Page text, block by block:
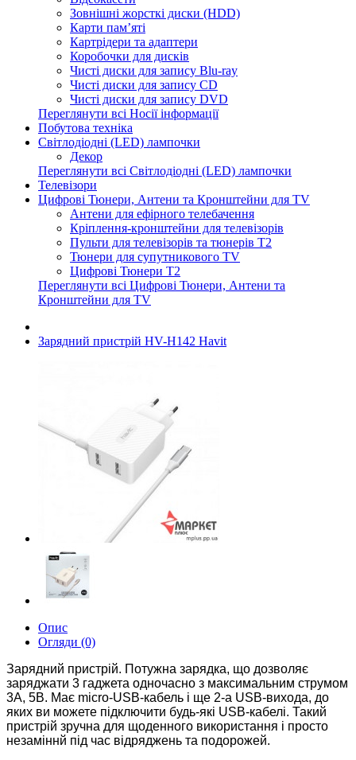
Зовнішні жорсткі диски (HDD)
Карти пам’яті
Картрідери та адаптери
Коробочки для дисків
Чисті диски для запису Blu-ray
Чисті диски для запису CD
Чисті диски для запису DVD
Переглянути всі Носії інформації
Побутова техніка
Світлодіодні (LED) лампочки
Декор
Переглянути всі Світлодіодні (LED) лампочки
Телевізори
Цифрові Тюнери, Антени та Кронштейни для TV
Антени для ефірного телебачення
Кріплення-кронштейни для телевізорів
Пульти для телевізорів та тюнерів T2
Тюнери для супутникового TV
Цифрові Тюнери T2
Переглянути всі Цифрові Тюнери, Антени та
Кронштейни для TV
Зарядний пристрій HV-H142 Havit
Опис
Огляди (0)
Зарядний пристрій. Потужна зарядка, що дозволяє
заряджати 3 гаджета одночасно з максимальним струмом
3А, 5В. Має micro-USB-кабель і ще 2-а USB-вихода, до
яких ви можете підключити будь-які USB-кабелі. Такий
пристрій зручна для щоденного використання і просто
незаміннй під час відряджень та подорожей.